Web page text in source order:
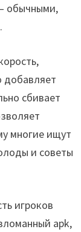
обычными,
добавляет
сбивает
многие ищут
и советы
игроков
apk,